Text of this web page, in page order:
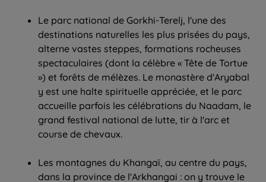
Le parc national de Gorkhi-Terelj, l'une des
destinations naturelles les plus prisées du pays,
alterne vastes steppes, formations rocheuses
spectaculaires (dont la célèbre « Tête de Tortue
») et forêts de mélèzes. Le monastère d'Aryabal
y est une halte spirituelle appréciée, et le parc
accueille parfois les célébrations du Naadam, le
grand festival national de lutte, tir à l'arc et
course de chevaux.
Les montagnes du Khangaï, au centre du pays,
dans la province de l'Arkhangai : on y trouve le